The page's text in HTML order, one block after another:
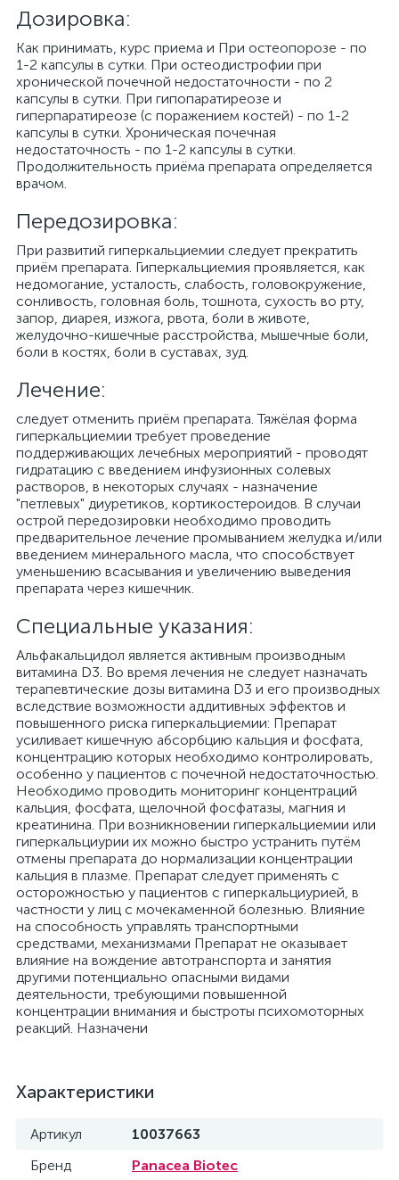
Дозировка:
Как принимать, курс приема и При остеопорозе - по
1-2 капсулы в сутки. При остеодистрофии при
хронической почечной недостаточности - по 2
капсулы в сутки. При гипопаратиреозе и
гиперпаратиреозе (с поражением костей) - по 1-2
капсулы в сутки. Хроническая почечная
недостаточность - по 1-2 капсулы в сутки.
Продолжительность приёма препарата определяется
врачом.
Передозировка:
При развитий гиперкальциемии следует прекратить
приём препарата. Гиперкальциемия проявляется, как
недомогание, усталость, слабость, головокружение,
сонливость, головная боль, тошнота, сухость во рту,
запор, диарея, изжога, рвота, боли в животе,
желудочно-кишечные расстройства, мышечные боли,
боли в костях, боли в суставах, зуд.
Лечение:
следует отменить приём препарата. Тяжёлая форма
гиперкальциемии требует проведение
поддерживающих лечебных мероприятий - проводят
гидратацию с введением инфузионных солевых
растворов, в некоторых случаях - назначение
"петлевых" диуретиков, кортикостероидов. В случаи
острой передозировки необходимо проводить
предварительное лечение промыванием желудка и/или
введением минерального масла, что способствует
уменьшению всасывания и увеличению выведения
препарата через кишечник.
Специальные указания:
Альфакальцидол является активным производным
витамина D3. Во время лечения не следует назначать
терапевтические дозы витамина D3 и его производных
вследствие возможности аддитивных эффектов и
повышенного риска гиперкальциемии: Препарат
усиливает кишечную абсорбцию кальция и фосфата,
концентрацию которых необходимо контролировать,
особенно у пациентов с почечной недостаточностью.
Необходимо проводить мониторинг концентраций
кальция, фосфата, щелочной фосфатазы, магния и
креатинина. При возникновении гиперкальциемии или
гиперкальциурии их можно быстро устранить путём
отмены препарата до нормализации концентрации
кальция в плазме. Препарат следует применять с
осторожностью у пациентов с гиперкальциурией, в
частности у лиц с мочекаменной болезнью. Влияние
на способность управлять транспортными
средствами, механизмами Препарат не оказывает
влияние на вождение автотранспорта и занятия
другими потенциально опасными видами
деятельности, требующими повышенной
концентрации внимания и быстроты психомоторных
реакций. Назначени
Характеристики
Артикул
10037663
Бренд
Panacea Biotec